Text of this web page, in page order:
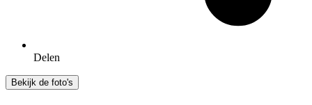
Delen
Bekijk de foto's